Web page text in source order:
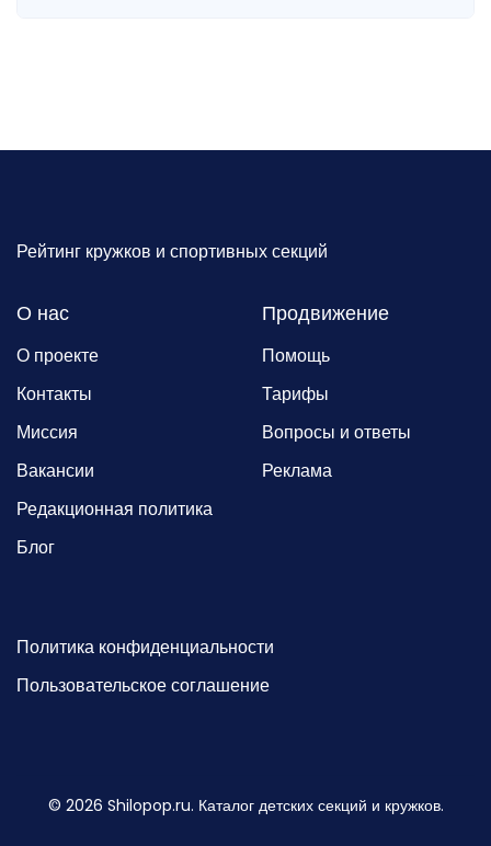
Рейтинг кружков и спортивных секций
О нас
О проекте
Контакты
Миссия
Вакансии
Редакционная политика
Блог
Продвижение
Помощь
Тарифы
Вопросы и ответы
Реклама
Политика конфиденциальности
Пользовательское соглашение
© 2026 Shilopop.ru. Каталог детских секций и кружков.